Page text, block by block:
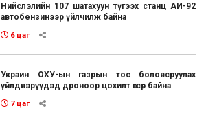
Нийслэлийн 107 шатахуун түгээх станц АИ-92
автобензинээр үйлчилж байна
6 цаг
Украин ОХУ-ын газрын тос боловсруулах
үйлдвэрүүдэд дроноор цохилт өгсөөр байна
7 цаг